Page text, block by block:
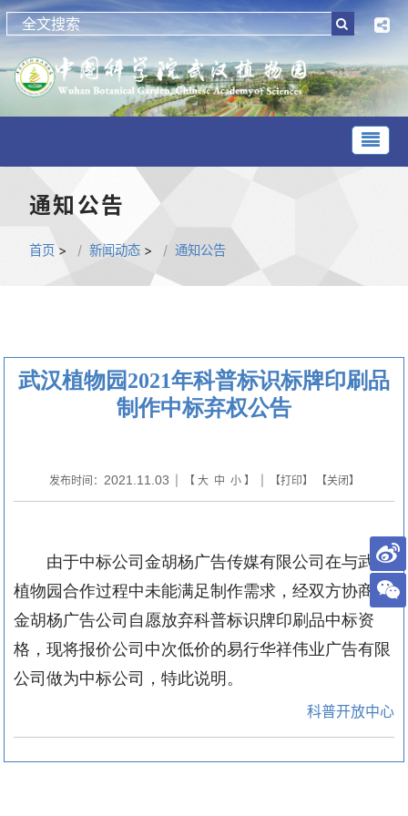
通知公告
首页 > 新闻动态 > 通知公告
武汉植物园2021年科普标识标牌印刷品
制作中标弃权公告
发布时间： 2021.11.03 | 【 大 中 小】 | 【打印】 【关闭】
由于中标公司金胡杨广告传媒有限公司在与武汉
植物园合作过程中未能满足制作需求，经双方协商 ，
金胡杨广告公司自愿放弃科普标识牌印刷品中标资
格 ， 现将报价公司中次低价的易行华祥伟业广告有限
公司做为中标公司，特此说明。
科普开放中心